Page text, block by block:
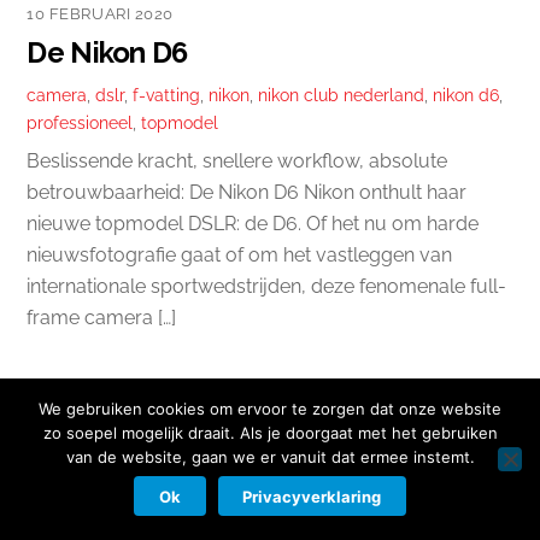
10 FEBRUARI 2020
De Nikon D6
camera,dslr,f-vatting, nikon, nikon club nederland, nikon d6,
professioneel,topmodel
Beslissende kracht, snellere workflow, absolute
betrouwbaarheid: De Nikon D6 Nikon onthult haar
nieuwe topmodel DSLR: de D6. Of het nu om harde
nieuwsfotografie gaat of om het vastleggen van
internationale sportwedstrijden, deze fenomenale full-
frame camera […]
Copyright © 2026 Nikon Club Nederland |
FacebookInstagramTwitter
We gebruiken cookies om ervoor te zorgen dat onze website
zo soepel mogelijk draait. Als je doorgaat met het gebruiken
van de website, gaan we er vanuit dat ermee instemt.
Ok Privacyverklaring